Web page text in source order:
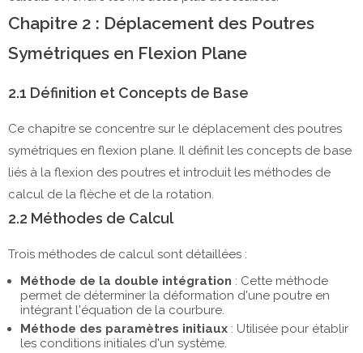
Chapitre 2 : Déplacement des Poutres
Symétriques en Flexion Plane
2.1 Définition et Concepts de Base
Ce chapitre se concentre sur le déplacement des poutres
symétriques en flexion plane. Il définit les concepts de base
liés à la flexion des poutres et introduit les méthodes de
calcul de la flèche et de la rotation.
2.2 Méthodes de Calcul
Trois méthodes de calcul sont détaillées :
Méthode de la double intégration : Cette méthode
permet de déterminer la déformation d'une poutre en
intégrant l'équation de la courbure.
Méthode des paramètres initiaux : Utilisée pour établir
les conditions initiales d'un système.